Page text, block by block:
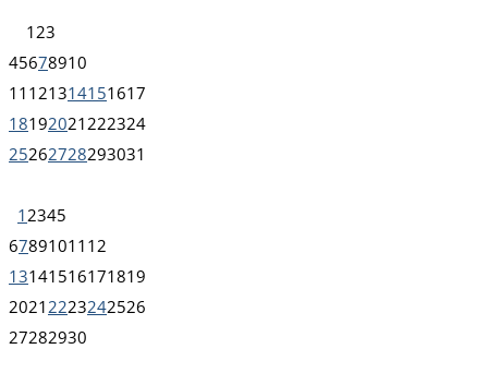
1 23
45678910
11 121314151617
18192021 222324
25262728293031
1 2345
67891011 12
13141516171819
2021 2223242526
27282930